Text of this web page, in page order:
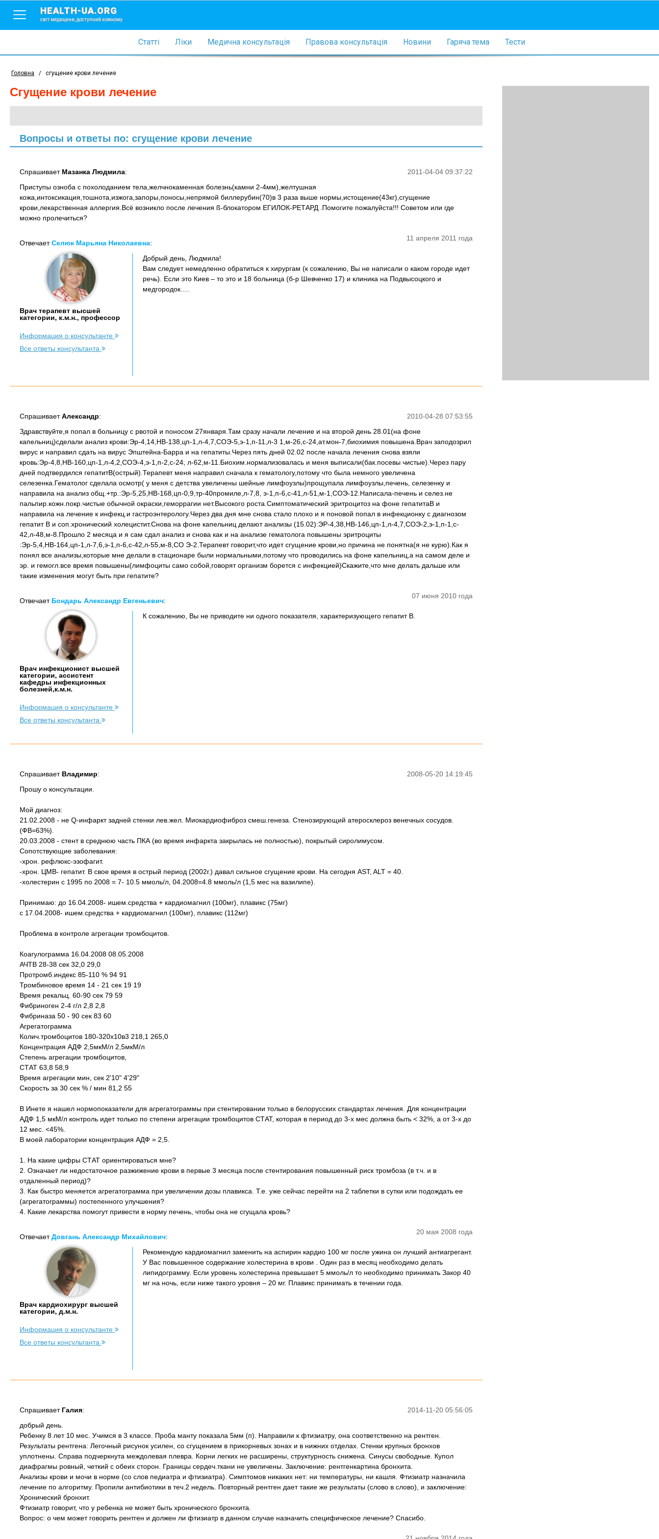
HEALTH-UA.ORG
світ медицини, доступний кожному
Статті Ліки Медична консультація Правова консультація Новини Гаряча тема Тести
Головна / сгущение крови лечение
сгущение крови лечение
Вопросы и ответы по: сгущение крови лечение
2011-04-04 09:37:22
Спрашивает Мазанка Людмила:
Приступы озноба с похолоданием тела,желчнокаменная болезнь(камни 2-4мм),желтушная
кожа,интоксикация,тошнота,изжога,запоры,поносы,непрямой биллерубин(70)в 3 раза выше нормы,истощение(43кг),сгущение
крови,лекарственная аллергия.Всё возникло после лечения ß-блокатором ЕГИЛОК-РЕТАРД .Помогите пожалуйста!!! Советом или где
можно пролечиться?
11 апреля 2011 года
ОтвечаетСелюк Марьяна Николаевна:
Врач терапевт высшей
категории, к.м.н., профессор
Информация о консультанте
Все ответы консультанта
Добрый день, Людмила!
Вам следует немедленно обратиться к хирургам (к сожалению, Вы не написали о каком городе идет
речь). Если это Киев – то это и 18 больница (б-р Шевченко 17) и клиника на Подвысоцкого и
медгородок….
2010-04-28 07:53:55
СпрашиваетАлександр:
Здравствуйте,я попал в больницу с рвотой и поносом 27января.Там сразу начали лечение и на второй день 28.01(на фоне
капельниц)сделали анализ крови:Эр-4,14,НВ-138,цп-1,л-4,7,СОЭ-5,э-1,п-11,л-3 1,м-26,с-24,ат.мон-7,биохимия повышена.Врач заподозрил
вирус и направил сдать на вирус Эпштейна-Барра и на гепатиты.Через пять дней 02.02 после начала лечения снова взяли
кровь:Эр-4,8,НВ-160,цп-1,л-4,2,СОЭ-4,э-1,п-2,с-24, л-62,м-11.Биохим.нормализовалась и меня выписали(бак.посевы чистые).Через пару
дней подтвердился гепатитВ(острый).Терапевт меня направил сначала к гематологу,потому что была немного увеличена
селезенка.Гематолог сделала осмотр( у меня с детства увеличены шейные лимфоузлы)прощупала лимфоузлы,печень, селезенку и
направила на анализ общ.+тр.:Эр-5,25,НВ-168,цп-0,9,тр-40промиле,л-7,8, э-1,п-6,с-41,л-51,м-1,СОЭ-12.Написала-печень и селез.не
пальпир.кожн.покр.чистые обычной окраски,геморрагии нет.Высокого роста.Симптоматический эритроцитоз на фоне гепатитаВ и
направила на лечение к инфекц.и гастроэнтерологу.Через два дня мне снова стало плохо и я поновой попал в инфекционку с диагнозом
гепатит В и соп.хронический холецистит.Снова на фоне капельниц делают анализы (15.02):ЭР-4,38,НВ-146,цп-1,л-4,7,СОЭ-2,э-1,п-1,с-
42,л-48,м-8.Прошло 2 месяца и я сам сдал анализ и снова как и на анализе гематолога повышены эритроциты
:Эр-5,4,НВ-164,цп-1,л-7,6,э-1,п-6,с-42,л-55,м-8,СО Э-2.Терапевт говорит,что идет сгущение крови,но причина не понятна(я не курю).Как я
понял все анализы,которые мне делали в стационаре были нормальными,потому что проводились на фоне капельниц,а на самом деле и
эр. и гемогл.все время повышены(лимфоциты само собой,говорят организм борется с инфекцией)Скажите,что мне делать дальше или
такие изменения могут быть при гепатите?
07 июня 2010 года
Отвечает Бондарь Александр Евгеньевич:
Врач инфекционист высшей
категории, ассистент
кафедры инфекционных
болезней,к.м.н.
Информация о консультанте
Все ответы консультанта
К сожалению, Вы не приводите ни одного показателя, характеризующего гепатит В.
2008-05-20 14:19:45
Спрашивает Владимир:
Прошу о консультации.
Мой диагноз:
21.02.2008 - не Q-инфаркт задней стенки лев.жел. Миокардиофиброз смеш.генеза. Стенозирующий атеросклероз венечных сосудов.
(ФВ=63%).
20.03.2008 - стент в среднюю часть ПКА (во время инфаркта закрылась не полностью), покрытый сиролимусом.
Сопотствующие заболевания:
-хрон. рефлюкс-эзофагит.
-хрон. ЦМВ- гепатит. В свое время в острый период (2002г.) давал сильное сгущение крови. На сегодня AST, ALT = 40.
-холестерин с 1995 по 2008 = 7- 10.5 ммоль/л, 04.2008=4.8 ммоль/л (1,5 мес на вазилипе).
Принимаю: до 16.04.2008- ишем.средства + кардиомагнил (100мг), плавикс (75мг)
с 17.04.2008- ишем.средства + кардиомагнил (100мг), плавикс (112мг)
Проблема в контроле агрегации тромбоцитов.
Коагулограмма 16.04.2008 08.05.2008
АЧТВ 28-38 сек 32,0 29,0
Протромб.индекс 85-110 % 94 91
Тромбиновое время 14 - 21 сек 19 19
Время рекальц. 60-90 сек 79 59
Фибриноген 2-4 г/л 2,8 2,8
Фибриназа 50 - 90 сек 83 60
Агрегатограмма
Колич.тромбоцитов 180-320х10в3 218,1 265,0
Концентрация АДФ 2,5мкМ/л 2,5мкМ/л
Степень агрегации тромбоцитов,
СТАТ 63,8 58,9
Время агрегации мин, сек 2'10" 4'29"
Скорость за 30 сек % / мин 81,2 55
В Инете я нашел нормопоказатели для агрегатограммы при стентировании только в белорусских стандартах лечения. Для концентрации
АДФ 1,5 мкМ/л контроль идет только по степени агрегации тромбоцитов СТАТ, которая в период до 3-х мес должна быть < 32%, а от 3-х до
12 мес. <45%.
В моей лаборатории концентрация АДФ = 2,5.
1. На какие цифры СТАТ ориентироваться мне?
2. Означает ли недостаточное разжижение крови в первые 3 месяца после стентирования повышенный риск тромбоза (в т.ч. и в
отдаленный период)?
3. Как быстро меняется агрегатограмма при увеличении дозы плавикса. Т.е. уже сейчас перейти на 2 таблетки в сутки или подождать ее
(агрегатограммы) постепенного улучшения?
4. Какие лекарства помогут привести в норму печень, чтобы она не сгущала кровь?
20 мая 2008 года
ОтвечаетДовгань Александр Михайлович:
Врач кардиохирург высшей
категории, д.м.н.
Информация о консультанте
Все ответы консультанта
Рекомендую кардиомагнил заменить на аспирин кардио 100 мг после ужина он лучший антиагрегант.
У Вас повышенное содержание холестерина в крови . Один раз в месяц необходимо делать
липидограмму. Если уровень холестерина превышает 5 ммоль/л то необходимо принимать Закор 40
мг на ночь, если ниже такого уровня – 20 мг. Плавикс принимать в течении года.
2014-11-20 05:56:05
Спрашивает Галия:
добрый день.
Ребенку 8 лет 10 мес. Учимся в 3 классе. Проба манту показала 5мм (п). Направили к фтизиатру, она соответственно на рентген.
Результаты рентгена: Легочный рисунок усилен, со сгущением в прикорневых зонах и в нижних отделах. Стенки крупных бронхов
уплотнены. Справа подчеркнута междолевая плевра. Корни легких не расширены, структурность снижена. Синусы свободные. Купол
диафрагмы ровный, четкий с обеих сторон. Границы сердеч.ткани не увеличены. Заключение: рентгенкартина бронхита.
Анализы крови и мочи в норме (со слов педиатра и фтизиатра). Симптомов никаких нет: ни температуры, ни кашля. Фтизиатр назначила
лечение по алгоритму. Пропили антибиотики в теч.2 недель. Повторный рентген дает такие же результаты (слово в слово), и заключение:
Хронический бронхит.
Фтизиатр говорит, что у ребенка не может быть хронического бронхита.
Вопрос: о чем может говорить рентген и должен ли фтизиатр в данном случае назначить специфическое лечение? Спасибо.